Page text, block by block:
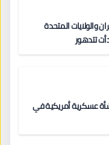
والولايات المتحدة
تتدهور
استهداف 85 منشأة عسكرية أمريكية في